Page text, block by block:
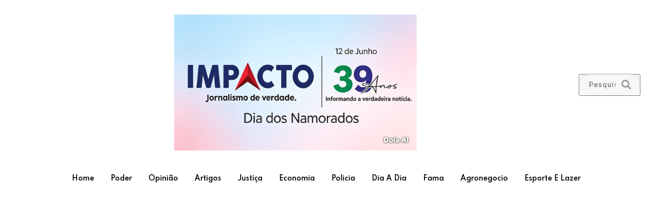
Home Poder Opinião Artigos Justiça Economia Policia Dia A Dia Fama Agronegocio Esporte E Lazer